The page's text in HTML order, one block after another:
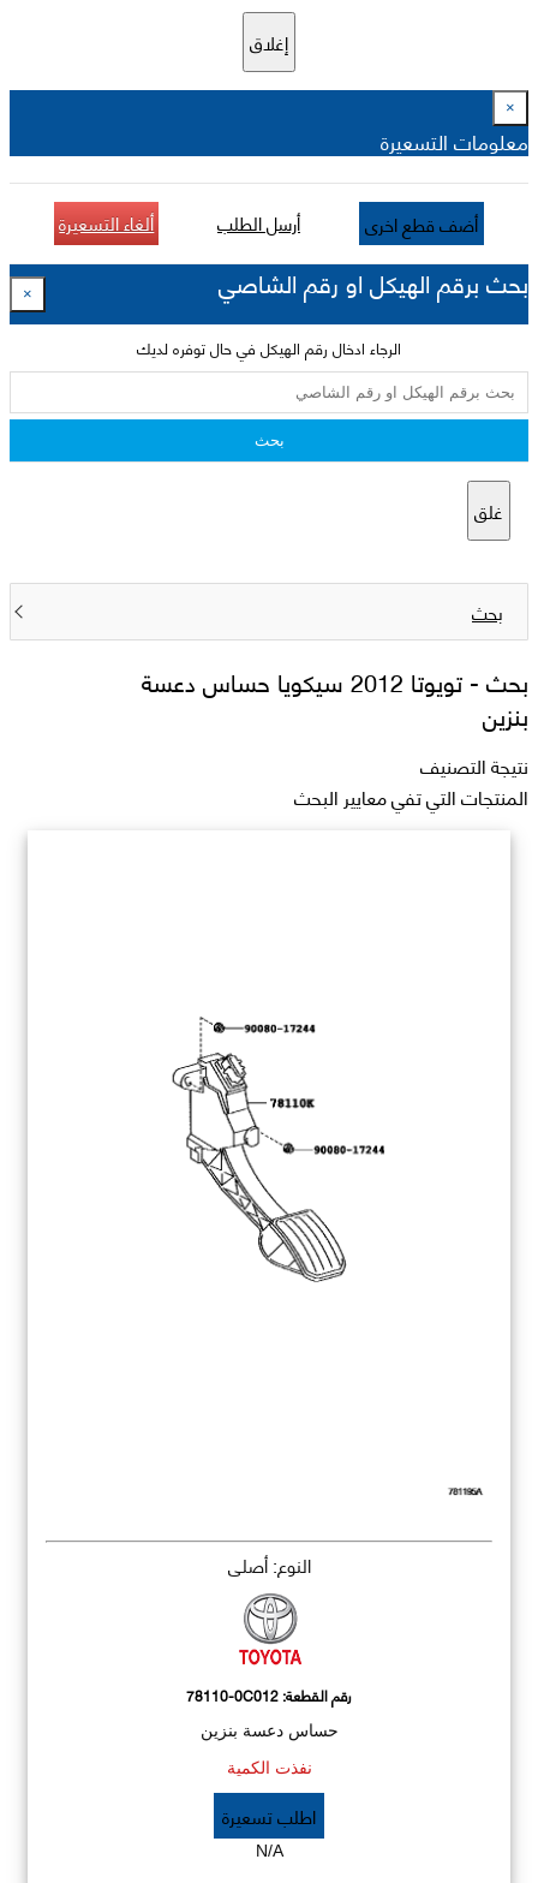
إغلاق
×
معلومات التسعيرة
أضف قطع اخرى أرسل الطلب ألغاء التسعيرة
بحث برقم الهيكل او رقم الشاصي ×
الرجاء ادخال رقم الهيكل في حال توفره لديك
بحث
غلق
بحث
بحث - تويوتا 2012 سيكويا حساس دعسة
بنزين
نتيجة التصنيف
المنتجات التي تفي معايير البحث
النوع: أصلي
رقم القطعة:78110-0C012
حساس دعسة بنزين
نفذت الكمية
اطلب تسعيرة
N/A